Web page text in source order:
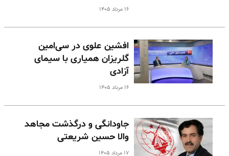
۱۶ مرداد ۱۴۰۵
افشین علوی در سی‌امین
گلریزان همیاری با سیمای
آزادی
۱۶ مرداد ۱۴۰۵
جاودانگی و درگذشت مجاهد
والا حسین شریعتی
۱۷ مرداد ۱۴۰۵